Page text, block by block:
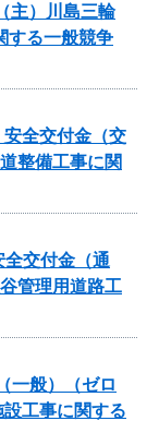
主）川島三輪
する一般競争
全交付金（交
整備工事に関
交付金（通
管理用道路工
一般）（ゼロ
工事に関する